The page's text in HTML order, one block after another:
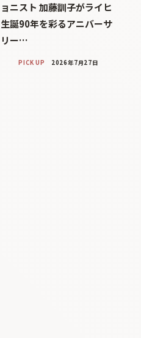
ョニスト 加藤訓子がライヒ
生誕90年を彩るアニバーサ
リー…
PICK UP 2026年7月27日